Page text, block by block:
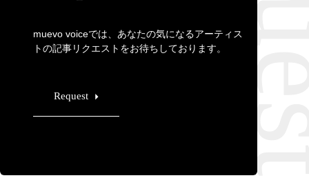
muevo voiceでは、あなたの気になるアーティス
トの記事リクエストをお待ちしております。
Request